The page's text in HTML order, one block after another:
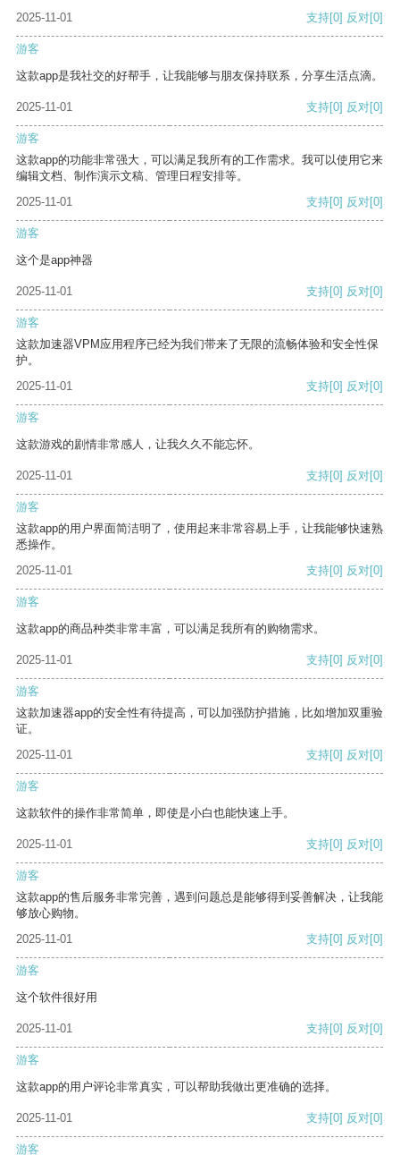
2025-11-01 支持[0] 反对[0]
游客
这款app是我社交的好帮手，让我能够与朋友保持联系，分享生活点滴。
2025-11-01 支持[0] 反对[0]
游客
这款app的功能非常强大，可以满足我所有的工作需求。我可以使用它来
编辑文档、制作演示文稿、管理日程安排等。
2025-11-01
支持[0] 反对[0]
游客
这个是app神器
2025-11-01 支持[0] 反对[0]
游客
这款加速器VPM应用程序已经为我们带来了无限的流畅体验和安全性保
护。
2025-11-01
支持[0] 反对[0]
游客
这款游戏的剧情非常感人，让我久久不能忘怀。
2025-11-01 支持[0] 反对[0]
游客
这款app的用户界面简洁明了，使用起来非常容易上手，让我能够快速熟
悉操作。
2025-11-01
支持[0] 反对[0]
游客
这款app的商品种类非常丰富，可以满足我所有的购物需求。
2025-11-01 支持[0] 反对[0]
游客
这款加速器app的安全性有待提高，可以加强防护措施，比如增加双重验
证。
2025-11-01
支持[0] 反对[0]
游客
这款软件的操作非常简单，即使是小白也能快速上手。
2025-11-01 支持[0] 反对[0]
游客
这款app的售后服务非常完善，遇到问题总是能够得到妥善解决，让我能
够放心购物。
2025-11-01
支持[0] 反对[0]
游客
这个软件很好用
2025-11-01 支持[0] 反对[0]
游客
这款app的用户评论非常真实，可以帮助我做出更准确的选择。
2025-11-01 支持[0] 反对[0]
游客